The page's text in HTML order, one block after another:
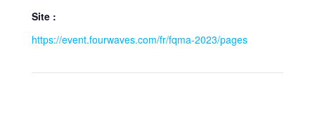
Site :
https://event.fourwaves.com/fr/fqma-2023/pages